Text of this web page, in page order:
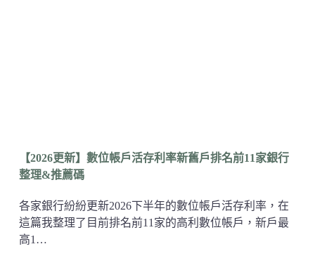
【2026更新】數位帳戶活存利率新舊戶排名前11家銀行
整理&推薦碼
各家銀行紛紛更新2026下半年的數位帳戶活存利率，在
這篇我整理了目前排名前11家的高利數位帳戶，新戶最
高1…